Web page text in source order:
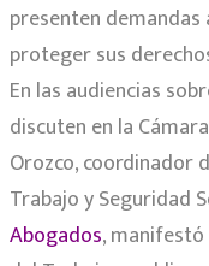
presenten
proteger sus
En las audiencias
discuten en la
Orozco, coordinador
Trabajo y Seguridad
Abogados,